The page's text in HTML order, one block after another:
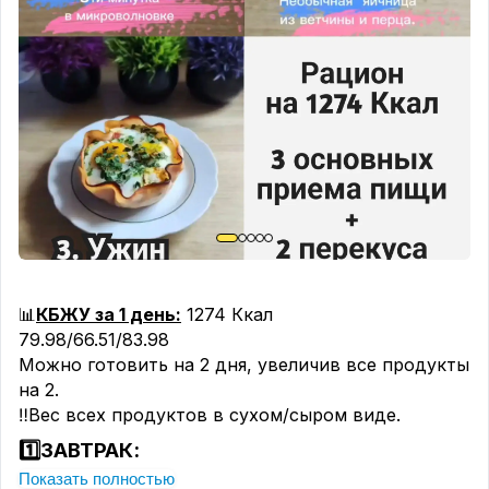
до кипения и сразу снимаю с огня. В горячие
сливки добавляю тертый сыр, зубчик чеснока
через пресс и уже отваренные спагетти.
Перемешиваю, чтобы сыр полностью
расплавился и обволок макароны.
Выкладываю всё на тарелку, добавляю свежую
зелень и овощи для яркости. Получается
полноценный, сытный обед, после которого нет
тяжести — идеальный вариант для тех, кто
следит за фигурой.
#ппобеды
#ппсыр
#ппмакароны
#ппкотлеты
📊 КБЖУ за 1 день: 1274 Ккал
79.98/66.51/83.98
Можно готовить на 2 дня, увеличив все продукты
на 2.
‼️Вес всех продуктов в сухом/сыром виде.
1️⃣ЗАВТРАК:
Показать полностью